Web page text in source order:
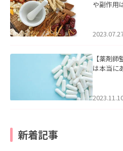
や副作用
【薬剤
は本当に
新着記事